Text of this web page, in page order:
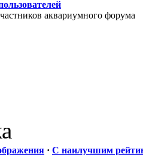
аквариумного форума
· С наилучшим